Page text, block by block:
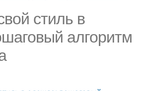
стиль в
алгоритм